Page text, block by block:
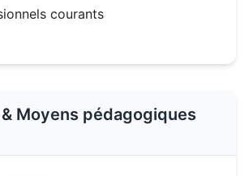
courants
Moyens pédagogiques